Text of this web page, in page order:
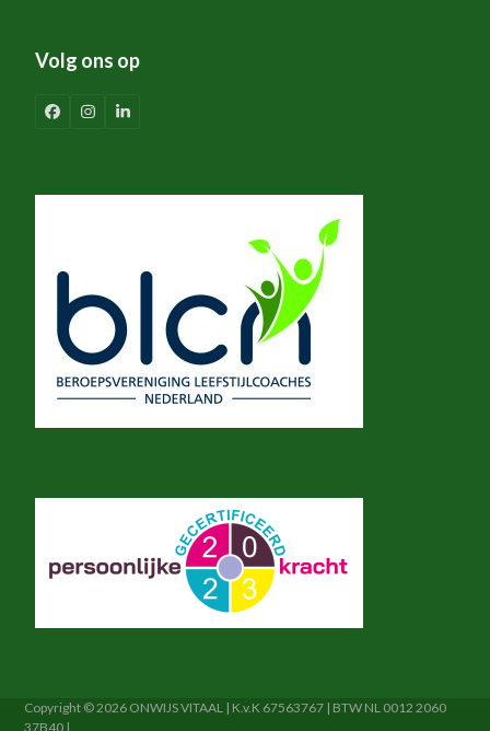
Volg ons op
FacebookInstagramLinkedIn
Copyright © 2026 ONWIJS VITAAL | K.v.K 67563767 | BTW NL 0012 2060
37B40 |